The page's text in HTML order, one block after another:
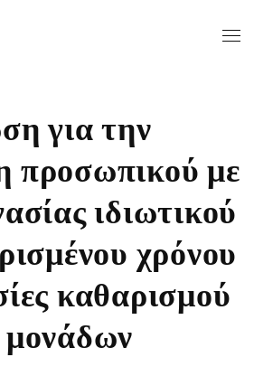
για την
προσωπικού με
ιδιωτικού
χρόνου
καθαρισμού
μονάδων